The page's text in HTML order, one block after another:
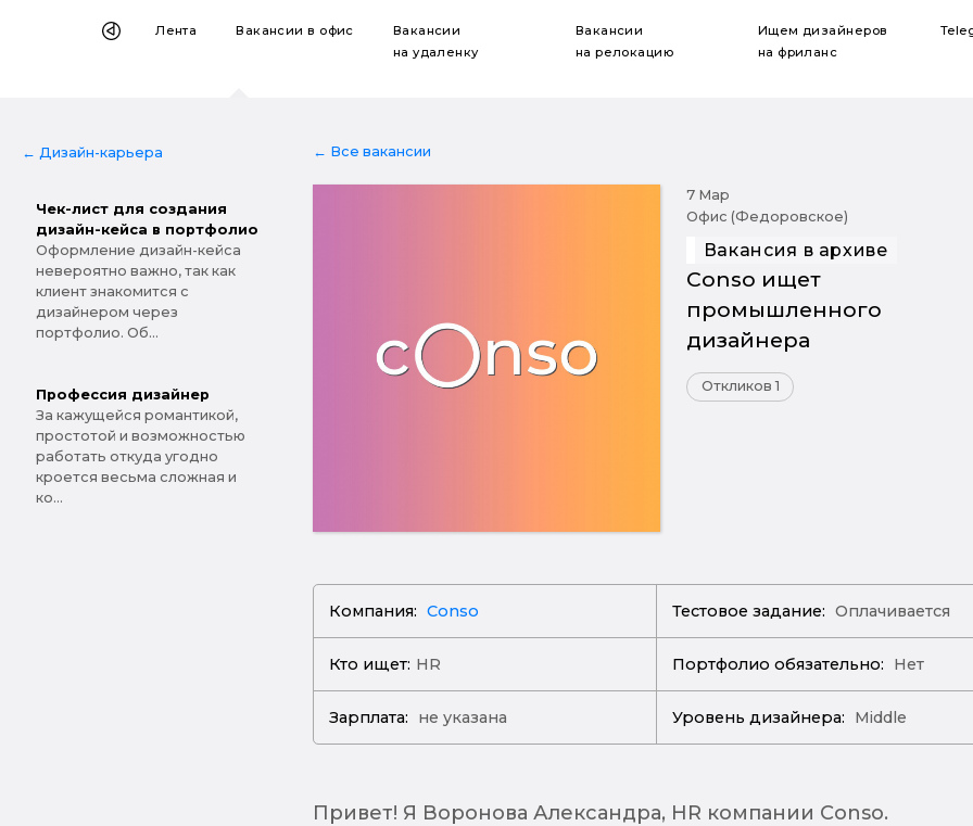
Лента Вакансиив офис
Вакансии
на удаленку
Вакансии
на релокацию
Ищем дизайнеров
на фриланс
← Дизайн-карьера
Чек-лист для создания
дизайн-кейса в портфолио
Оформление дизайн-кейса
невероятно важно, так как
клиент знакомится с
дизайнером через
портфолио. Об...
Профессия дизайнер
За кажущейся романтикой,
простотой и возможностью
работать откуда угодно
кроется весьма сложная и
ко...
← Все вакансии
7 Мар
Офис (Федоровское)
Вакансия в архиве
Conso ищет
промышленного
дизайнера
Откликов 1
Компания: Conso Тестовое задание: Оплачивается
Кто ищет: HR Портфолио обязательно: Нет
Зарплата: не указана Уровень дизайнера: Middle
Привет! Я Воронова Александра, HR компании Conso.